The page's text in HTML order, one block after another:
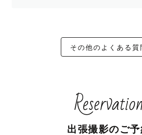
その他のよくある質
Reservation
出張撮影のご予